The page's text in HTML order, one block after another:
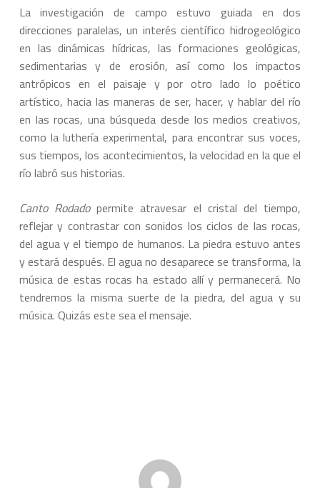
La investigación de campo estuvo guiada en dos
direcciones paralelas, un interés científico hidrogeológico
en las dinámicas hídricas, las formaciones geológicas,
sedimentarias y de erosión, así como los impactos
antrópicos en el paisaje y por otro lado lo poético
artístico, hacia las maneras de ser, hacer, y hablar del río
en las rocas, una búsqueda desde los medios creativos,
como la luthería experimental, para encontrar sus voces,
sus tiempos, los acontecimientos, la velocidad en la que el
río labró sus historias.
Canto Rodadopermite atravesar el cristal del tiempo,
reflejar y contrastar con sonidos los ciclos de las rocas,
del agua y el tiempo de humanos. La piedra estuvo antes
y estará después. El agua no desaparece se transforma, la
música de estas rocas ha estado allí y permanecerá. No
tendremos la misma suerte de la piedra, del agua y su
música. Quizás este sea el mensaje.